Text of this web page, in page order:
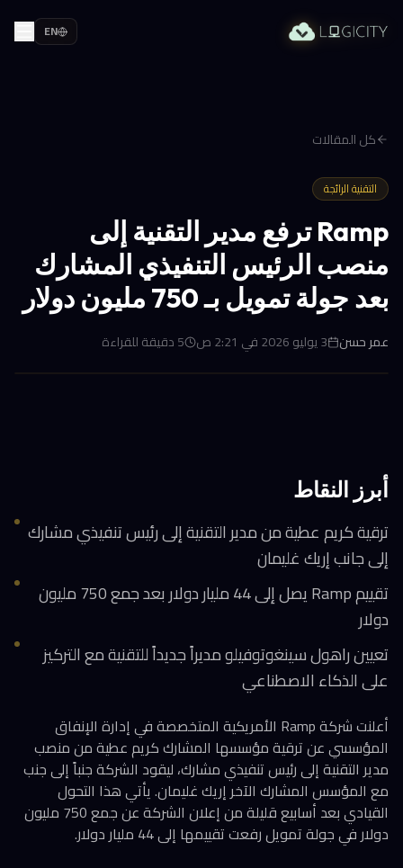
EN
كل المقالات
التقنية الرائجة
Ramp ترفع مدير التقنية إلى
منصب الرئيس التنفيذي المشارك
بعد جولة تمويل بـ 750 مليون دولار
عمر حسن 3 يوليو 2026 في 2:21 ص 5دقيقة للقراءة
أبرز النقاط
ترقية كريم عطية من مدير التقنية إلى رئيس تنفيذي مشارك
إلى جانب إريك غليمان
تقييم Ramp يصل إلى 44 مليار دولار بعد جمع 750 مليون
دولار
تعيين راهول سينغوتوفيلو مديراً جديداً للتقنية مع التركيز
على الذكاء الاصطناعي
أعلنت شركة Ramp الأمريكية المتخصصة في إدارة الإنفاق
المؤسسي عن ترقية مؤسسها المشارك كريم عطية من منصب
مدير التقنية إلى رئيس تنفيذي مشارك، ليقود الشركة جنباً إلى جنب
مع المؤسس المشارك الآخر إريك غليمان. يأتي هذا التحول
القيادي بعد أسابيع قليلة من إعلان الشركة عن جمع 750 مليون
دولار في جولة تمويل رفعت تقييمها إلى 44 مليار دولار.